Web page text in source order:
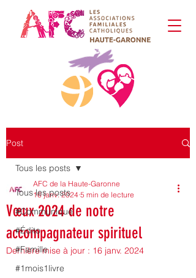
Post
Tous les posts
#Communiqué
#Édito
#Famille
#1mois1livre
Tous les posts
Vœux 2024 de notre
accompagnateur spirituel
AFC de la Haute-Garonne
16 janv. 2024 5 min de lecture
Dernière mise à jour : 16 janv. 2024